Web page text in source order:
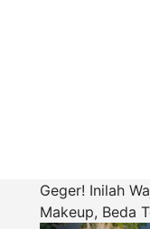
Geger! Inilah
Makeup, Beda